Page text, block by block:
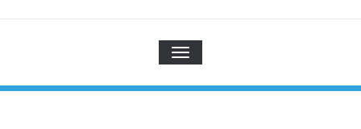
TOGGLE NAVIGATIE